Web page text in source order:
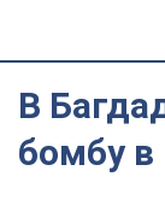
В
бомбу в